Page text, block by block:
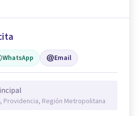
WhatsApp Email
Providencia, Región Metropolitana